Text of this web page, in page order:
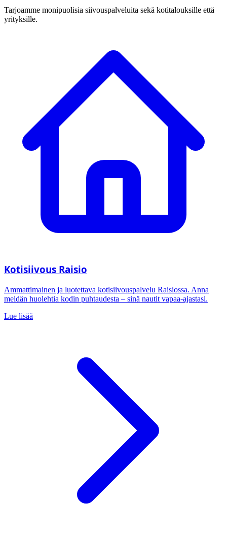
Tarjoamme monipuolisia siivouspalveluita sekä kotitalouksille että
yrityksille.
Kotisiivous Raisio
Ammattimainen ja luotettava kotisiivouspalvelu Raisiossa. Anna
meidän huolehtia kodin puhtaudesta – sinä nautit vapaa-ajastasi.
Lue lisää